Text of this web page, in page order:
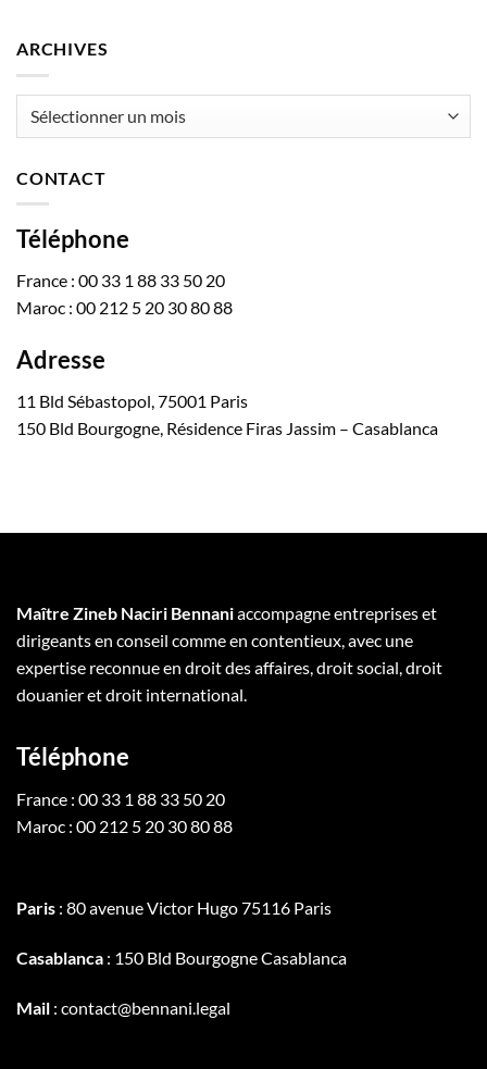
ARCHIVES
CONTACT
Téléphone
France : 00 33 1 88 33 50 20
Maroc : 00 212 5 20 30 80 88
Adresse
11 Bld Sébastopol, 75001 Paris
150 Bld Bourgogne, Résidence Firas Jassim – Casablanca
Maître Zineb Naciri Bennaniaccompagne entreprises et
dirigeants en conseil comme en contentieux, avec une
expertise reconnue en droit des affaires, droit social, droit
douanier et droit international.
Téléphone
France : 00 33 1 88 33 50 20
Maroc : 00 212 5 20 30 80 88
Paris : 80 avenue Victor Hugo 75116 Paris
Casablanca : 150 Bld Bourgogne Casablanca
Mail : contact@bennani.legal